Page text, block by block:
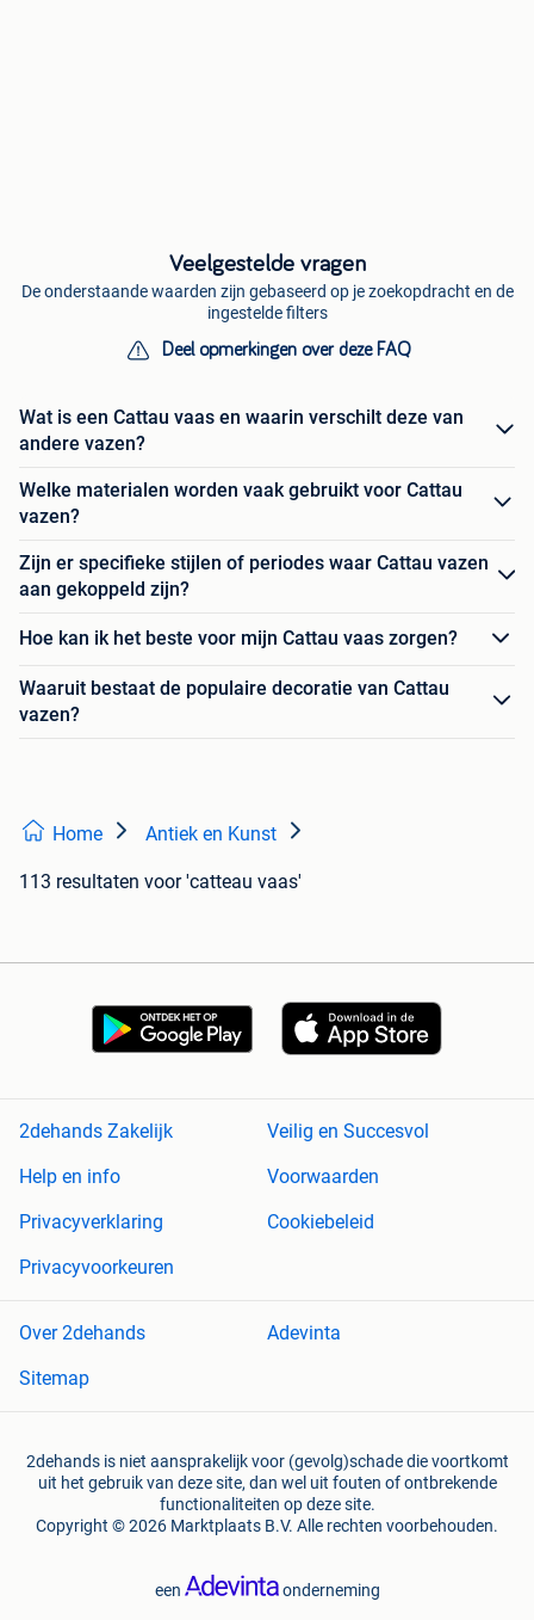
Veelgestelde vragen
De onderstaande waarden zijn gebaseerd op je zoekopdracht en de
ingestelde filters
Deel opmerkingen over deze FAQ
Wat is een Cattau vaas en waarin verschilt deze van
andere vazen?
Welke materialen worden vaak gebruikt voor Cattau
vazen?
Zijn er specifieke stijlen of periodes waar Cattau vazen
aan gekoppeld zijn?
Hoe kan ik het beste voor mijn Cattau vaas zorgen?
Waaruit bestaat de populaire decoratie van Cattau
vazen?
Home Antiek en Kunst
113 resultaten voor 'catteau vaas'
2dehands Zakelijk
Veilig en Succesvol
Help en info
Voorwaarden
Privacyverklaring
Cookiebeleid
Privacyvoorkeuren
Over 2dehands
Adevinta
Sitemap
2dehands is niet aansprakelijk voor (gevolg)schade die voortkomt
uit het gebruik van deze site, dan wel uit fouten of ontbrekende
functionaliteiten op deze site.
Copyright © 2026 Marktplaats B.V. Alle rechten voorbehouden.
een onderneming